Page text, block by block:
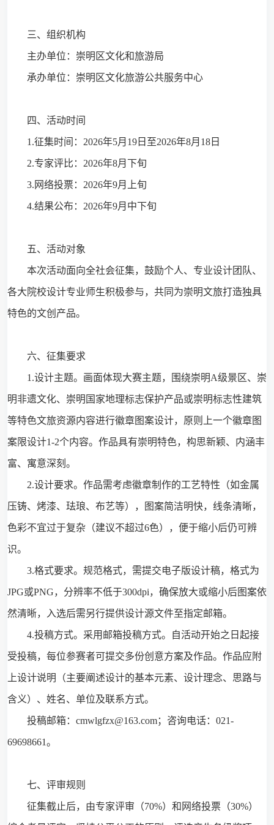
三、组织机构
主办单位：崇明区文化和旅游局
承办单位：崇明区文化旅游公共服务中心
四、活动时间
1.征集时间：2026年5月19日至2026年8月18日
2.专家评比：2026年8月下旬
3.网络投票：2026年9月上旬
4.结果公布：2026年9月中下旬
五、活动对象
本次活动面向全社会征集，鼓励个人、专业设计团队、
各大院校设计专业师生积极参与，共同为崇明文旅打造独具
特色的文创产品。
六、征集要求
1.设计主题。画面体现大赛主题，围绕崇明A级景区、崇
明非遗文化、崇明国家地理标志保护产品或崇明标志性建筑
等特色文旅资源内容进行徽章图案设计，原则上一个徽章图
案限设计1-2个内容。作品具有崇明特色，构思新颖、内涵丰
富、寓意深刻。
2.设计要求。作品需考虑徽章制作的工艺特性（如金属
压铸、烤漆、珐琅、布艺等），图案简洁明快，线条清晰，
色彩不宜过于复杂（建议不超过6色），便于缩小后仍可辨
识。
3.格式要求。规范格式，需提交电子版设计稿，格式为
JPG或PNG，分辨率不低于300dpi，确保放大或缩小后图案依
然清晰，入选后需另行提供设计源文件至指定邮箱。
4.投稿方式。采用邮箱投稿方式。自活动开始之日起接
受投稿，每位参赛者可提交多份创意方案及作品。作品应附
上设计说明（主要阐述设计的基本元素、设计理念、思路与
含义）、姓名、单位及联系方式。
投稿邮箱：cmwlgfzx@163.com；咨询电话：021-
69698661。
七、评审规则
征集截止后，由专家评审（70%）和网络投票（30%）